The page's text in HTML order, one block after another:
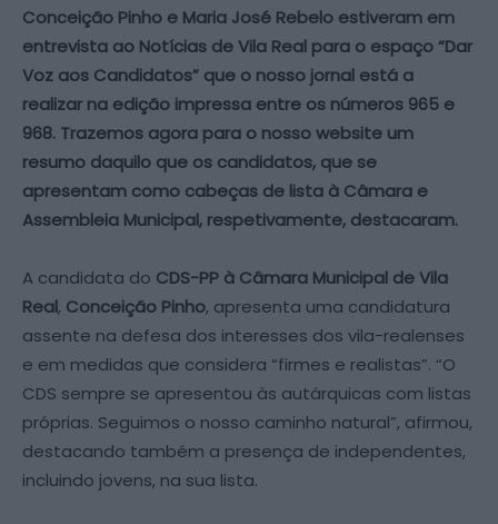
Conceição Pinho e Maria José Rebelo estiveram em
entrevista ao Notícias de Vila Real para o espaço “Dar
Voz aos Candidatos” que o nosso jornal está a
realizar na edição impressa entre os números 965 e
968. Trazemos agora para o nosso website um
resumo daquilo que os candidatos, que se
apresentam como cabeças de lista à Câmara e
Assembleia Municipal, respetivamente, destacaram.
A candidata do CDS-PP à Câmara Municipal de Vila
Real, Conceição Pinho, apresenta uma candidatura
assente na defesa dos interesses dos vila-realenses
e em medidas que considera “firmes e realistas”. “O
CDS sempre se apresentou às autárquicas com listas
próprias. Seguimos o nosso caminho natural”, afirmou,
destacando também a presença de independentes,
incluindo jovens, na sua lista.